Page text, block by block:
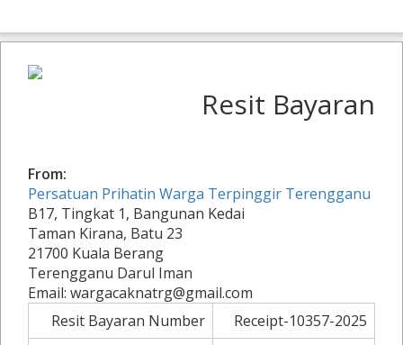
Resit Bayaran
From:
Persatuan Prihatin Warga Terpinggir Terengganu
B17, Tingkat 1, Bangunan Kedai
Taman Kirana, Batu 23
21700 Kuala Berang
Terengganu Darul Iman
Email: wargacaknatrg@gmail.com
Resit Bayaran Number
Receipt-10357-2025